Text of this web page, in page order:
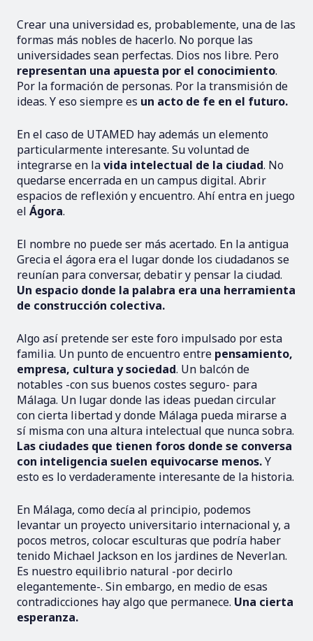
Crear una universidad es, probablemente, una de las
formas más nobles de hacerlo. No porque las
universidades sean perfectas. Dios nos libre. Pero
representan una apuesta por el conocimiento.
Por la formación de personas. Por la transmisión de
ideas. Y eso siempre es un acto de fe en el futuro.
En el caso de UTAMED hay además un elemento
particularmente interesante. Su voluntad de
integrarse en lavida intelectual de la ciudad. No
quedarse encerrada en un campus digital. Abrir
espacios de reflexión y encuentro. Ahí entra en juego
el Ágora.
El nombre no puede ser más acertado. En la antigua
Grecia el ágora era el lugar donde los ciudadanos se
reunían para conversar, debatir y pensar la ciudad.
Un espacio donde la palabra era una herramienta
de construcción colectiva.
Algo así pretende ser este foro impulsado por esta
familia. Un punto de encuentro entre pensamiento,
empresa, cultura y sociedad. Un balcón de
notables -con sus buenos costes seguro- para
Málaga. Un lugar donde las ideas puedan circular
con cierta libertad y donde Málaga pueda mirarse a
sí misma con una altura intelectual que nunca sobra.
Las ciudades que tienen foros donde se conversa
con inteligencia suelen equivocarse menos.Y
esto es lo verdaderamente interesante de la historia.
En Málaga, como decía al principio, podemos
levantar un proyecto universitario internacional y, a
pocos metros, colocar esculturas que podría haber
tenido Michael Jackson en los jardines de Neverlan.
Es nuestro equilibrio natural -por decirlo
elegantemente-. Sin embargo, en medio de esas
contradicciones hay algo que permanece. Una cierta
esperanza.